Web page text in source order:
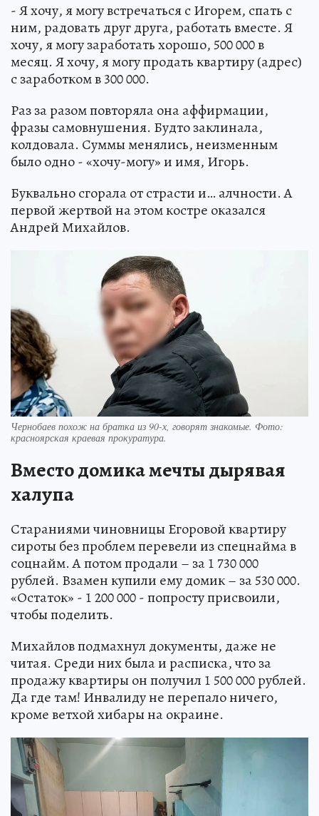
- Я хочу, я могу встречаться с Игорем, спать с
ним, радовать друг друга, работать вместе. Я
хочу, я могу заработать хорошо, 500 000 в
месяц. Я хочу, я могу продать квартиру (адрес)
с заработком в 300 000.
Раз за разом повторяла она аффирмации,
фразы самовнушения. Будто заклинала,
колдовала. Суммы менялись, неизменным
было одно - «хочу-могу» и имя, Игорь.
Буквально сгорала от страсти и… алчности. А
первой жертвой на этом костре оказался
Андрей Михайлов.
Чернобаев похож на братка из 90-х, говорят знакомые. Фото:
красноярская краевая прокуратура.
Вместо домика мечты дырявая
халупа
Стараниями чиновницы Егоровой квартиру
сироты без проблем перевели из спецнайма в
соцнайм. А потом продали – за 1 730 000
рублей. Взамен купили ему домик – за 530 000.
«Остаток» - 1 200 000 - попросту присвоили,
чтобы поделить.
Михайлов подмахнул документы, даже не
читая. Среди них была и расписка, что за
продажу квартиры он получил 1 500 000 рублей.
Да где там! Инвалиду не перепало ничего,
кроме ветхой хибары на окраине.